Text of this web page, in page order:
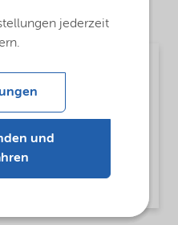
to be used as a
minerals.
jederzeit
und